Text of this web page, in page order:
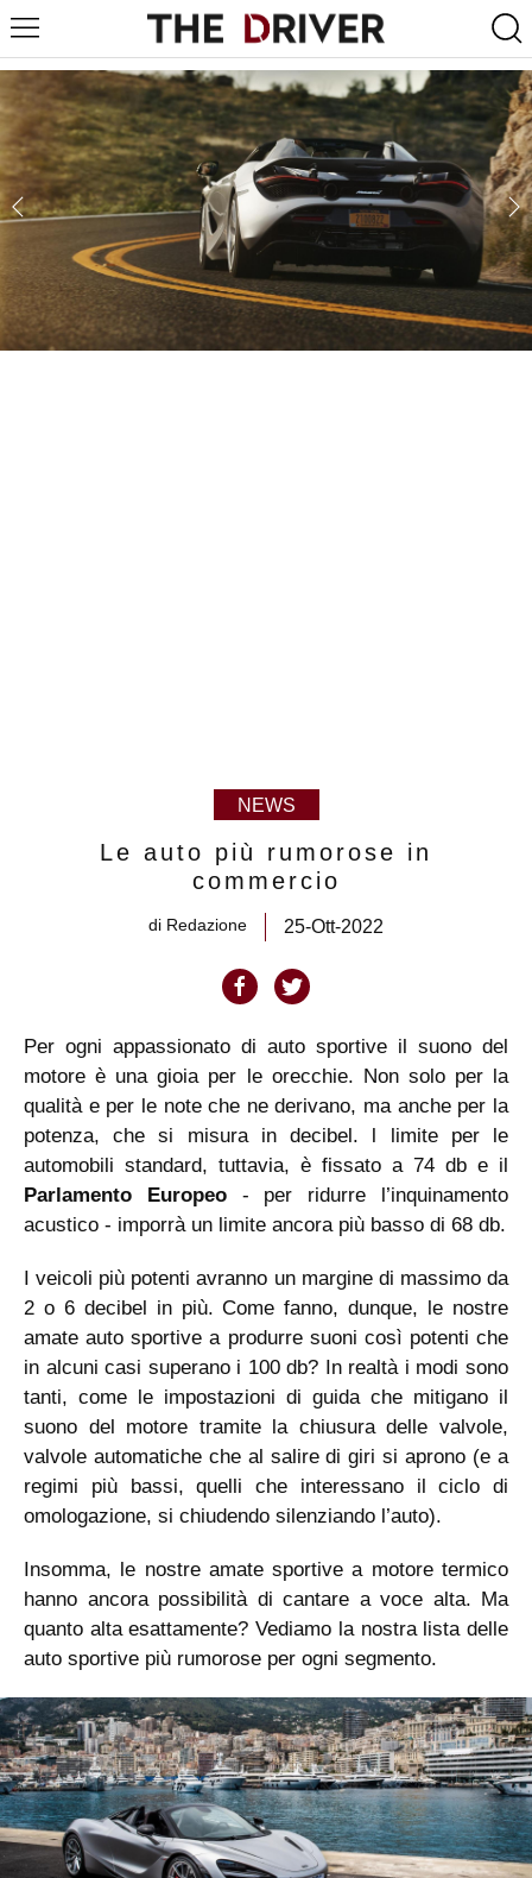
NEWS
Le auto più rumorose in
commercio
di Redazione 25-Ott-2022
Per ogni appassionato di auto sportive il suono del
motore è una gioia per le orecchie. Non solo per la
qualità e per le note che ne derivano, ma anche per la
potenza, che si misura in decibel. l limite per le
automobili standard, tuttavia, è fissato a 74 db e il
Parlamento Europeo- per ridurre l’inquinamento
acustico - imporrà un limite ancora più basso di 68 db.
I veicoli più potenti avranno un margine di massimo da
2 o 6 decibel in più. Come fanno, dunque, le nostre
amate auto sportive a produrre suoni così potenti che
in alcuni casi superano i 100 db? In realtà i modi sono
tanti, come le impostazioni di guida che mitigano il
suono del motore tramite la chiusura delle valvole,
valvole automatiche che al salire di giri si aprono (e a
regimi più bassi, quelli che interessano il ciclo di
omologazione, si chiudendo silenziando l’auto).
Insomma, le nostre amate sportive a motore termico
hanno ancora possibilità di cantare a voce alta. Ma
quanto alta esattamente? Vediamo la nostra lista delle
auto sportive più rumorose per ogni segmento.